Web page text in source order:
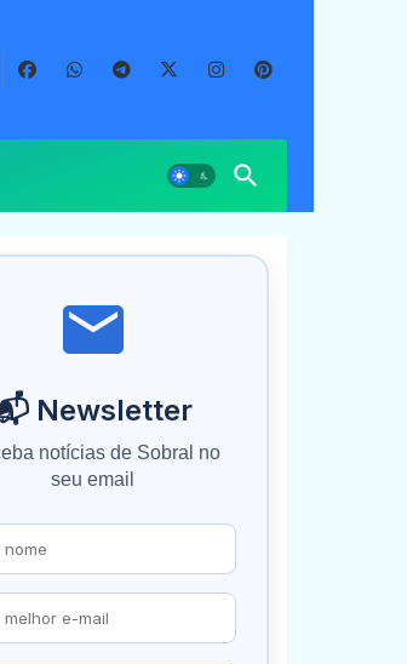
Newsletter
notícias de Sobral no
seu email